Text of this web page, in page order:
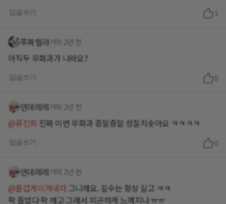
1
푸짜렐라 거의 2년 전
아직두 무화과가 나와요?
덴데레레 거의 2년 전
@류진희 진짜 이번 무화과 증말증말 성질치솟아요 ㅋㅋㅋㅋ
덴데레레 거의 2년 전
@즐겁게이겨내자 그니깨요. 깊수는 항상 길고 ㅋㅋ
팍 들었다 팍 깨고 그래서 피곤하게 느껴지나 ㅠㅠ